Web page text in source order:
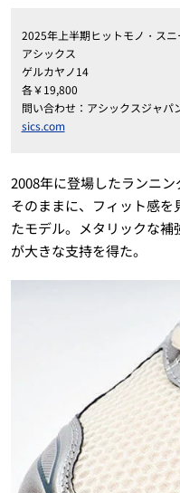
2025年上半期ヒットモノ・ス
アシックス
ゲルカヤノ14
各￥19,800
問い合わせ：アシックスジャ
sics.com
2008年に登場したランニ
そのままに、フィット感
たモデル。メタリックな
が大きな支持を得た。